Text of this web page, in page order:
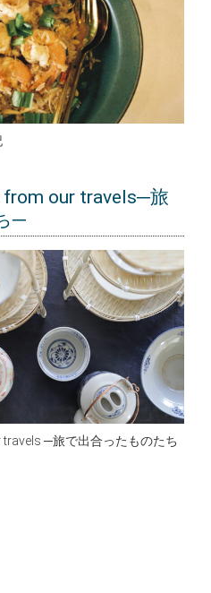
our travels─旅
─
─旅で出合ったものたち